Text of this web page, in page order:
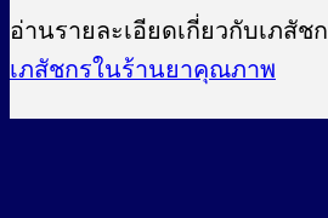
อ่านรายละเอียดเกี่ยวกับเภสั
เภสัชกรในร้านยาคุณภาพ